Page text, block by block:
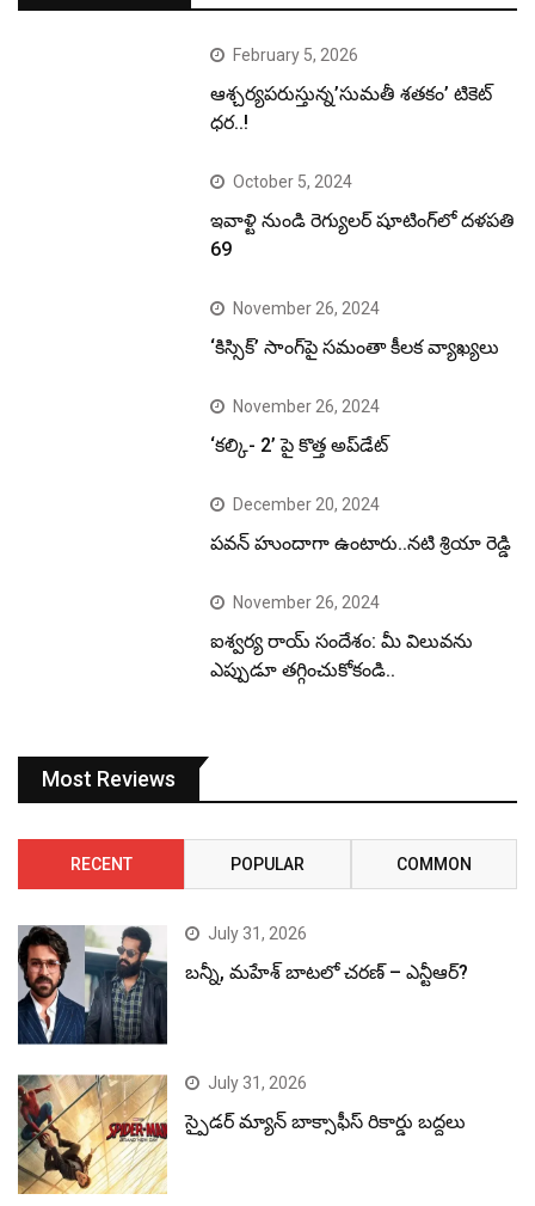
February 5, 2026
ఆశ్చర్యపరుస్తున్న’సుమతీ శతకం’ టికెట్
ధర..!
October 5, 2024
ఇవాళ్టి నుండి రెగ్యులర్ షూటింగ్‌లో దళపతి
69
November 26, 2024
‘కిస్సిక్’ సాంగ్‌పై సమంతా కీలక వ్యాఖ్యలు
November 26, 2024
‘కల్కి- 2’ పై కొత్త అప్‌డేట్
December 20, 2024
పవన్ హుందాగా ఉంటారు..నటి శ్రియా రెడ్డి
November 26, 2024
ఐశ్వర్య రాయ్ సందేశం: మీ విలువను
ఎప్పుడూ తగ్గించుకోకండి..
Most Reviews
RECENT POPULAR COMMON
July 31, 2026
బన్నీ, మహేశ్ బాటలో చరణ్ – ఎన్టీఆర్?
July 31, 2026
స్పైడర్ మ్యాన్ బాక్సాఫీస్ రికార్డు బద్దలు